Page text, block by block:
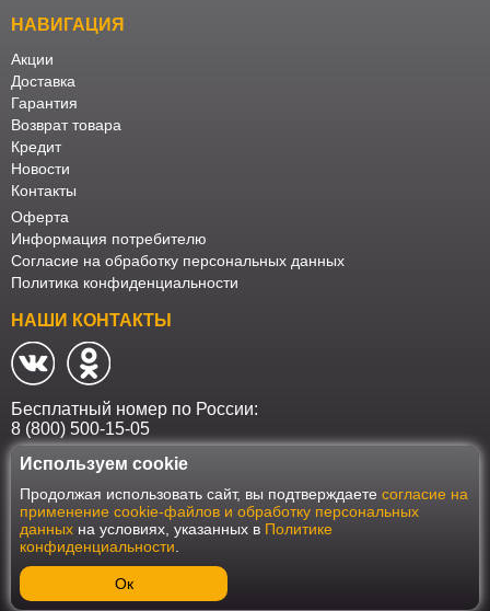
НАВИГАЦИЯ
Акции
Доставка
Гарантия
Возврат товара
Кредит
Новости
Контакты
Оферта
Информация потребителю
Согласие на обработку персональных данных
Политика конфиденциальности
НАШИ КОНТАКТЫ
Бесплатный номер по России:
8 (800) 500-15-05
Наш интернет-магазин работает в соответствии с требованиями
Федерального закона от 27 июля 2006 года №152-ФЗ "О персональных
данных". Оформить заказ на сайте Мебеласка возможно только при
наличии согласия на обработку Ваших персональных данных. Для
улучшения работы сайта и его взаимодействия с пользователями мы
используем файлы cookie. Продолжая пользоваться сайтом, вы
соглашаетесь с использованием cookie.
Используем cookie
Продолжая использовать сайт, вы подтверждаете согласие на
применение cookie-файлов и обработку персональных
данных на условиях, указанных в Политике
конфиденциальности
Ок